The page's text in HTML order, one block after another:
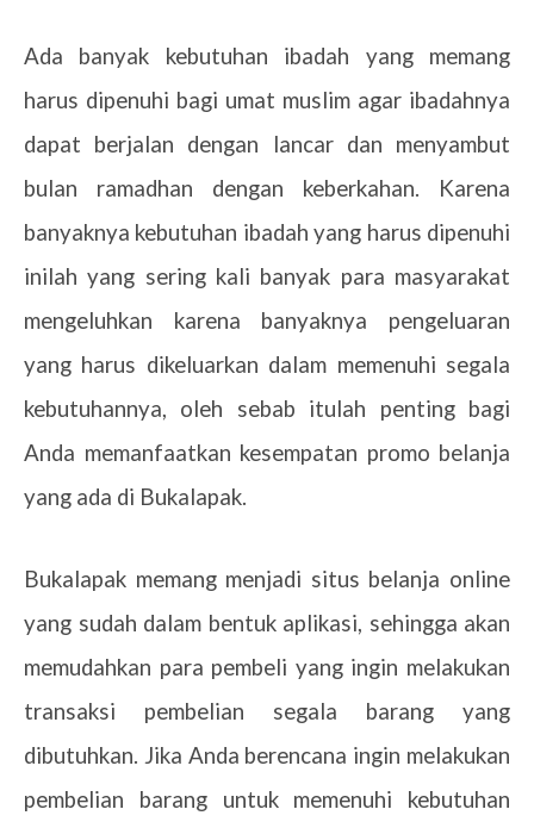
Ada banyak kebutuhan ibadah yang memang
harus dipenuhi bagi umat muslim agar ibadahnya
dapat berjalan dengan lancar dan menyambut
bulan ramadhan dengan keberkahan. Karena
banyaknya kebutuhan ibadah yang harus dipenuhi
inilah yang sering kali banyak para masyarakat
mengeluhkan karena banyaknya pengeluaran
yang harus dikeluarkan dalam memenuhi segala
kebutuhannya, oleh sebab itulah penting bagi
Anda memanfaatkan kesempatan promo belanja
yang ada di Bukalapak.
Bukalapak memang menjadi situs belanja online
yang sudah dalam bentuk aplikasi, sehingga akan
memudahkan para pembeli yang ingin melakukan
transaksi pembelian segala barang yang
dibutuhkan. Jika Anda berencana ingin melakukan
pembelian barang untuk memenuhi kebutuhan